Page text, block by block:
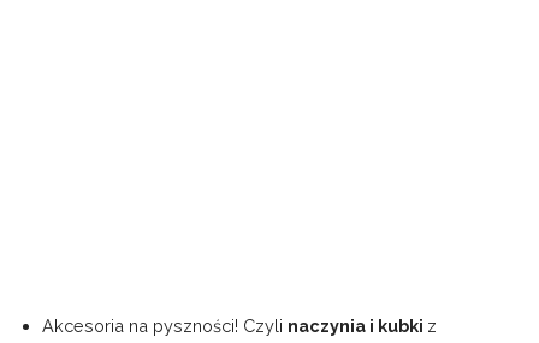
prawda? Zachęć dziecko do zdrowych śniadań zastawą,